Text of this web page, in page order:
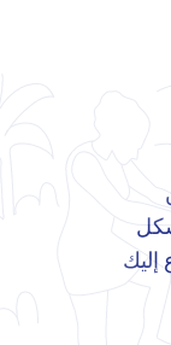
إليك